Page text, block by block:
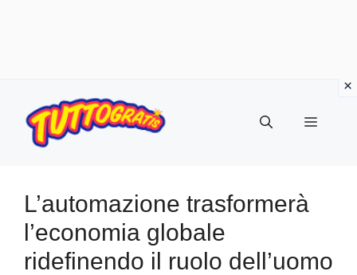
contenuto
Menu
L’automazione trasformerà
l’economia globale
ridefinendo il ruolo dell’uomo